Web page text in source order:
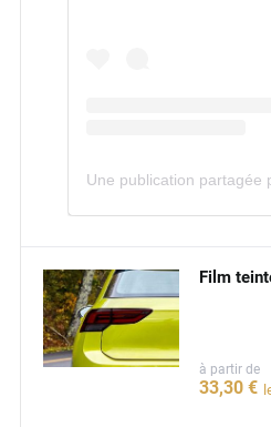
Film
à partir de
33,30 €